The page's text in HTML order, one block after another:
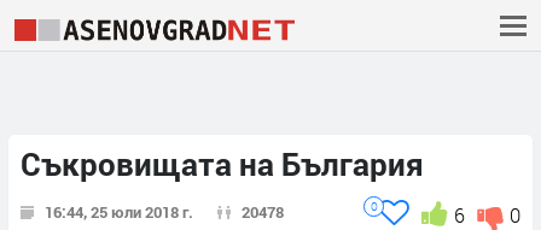
Съкровищата на България
16:44, 25 юли 2018 г. 20478 0
6
0